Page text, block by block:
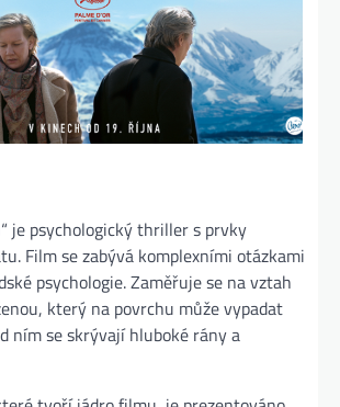
je psychologický thriller s prvky
Film se zabývá komplexními otázkami
psychologie. Zaměřuje se na vztah
který na povrchu může vypadat
ním se skrývají hluboké rány a